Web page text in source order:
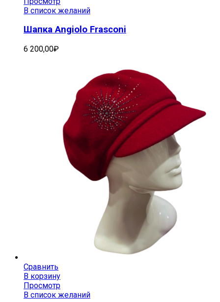
В список желаний
Шапка Angiolo Frasconi
6 200,00₽
Сравнить
В корзину
Просмотр
В список желаний